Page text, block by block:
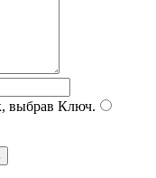
выбрав Ключ.